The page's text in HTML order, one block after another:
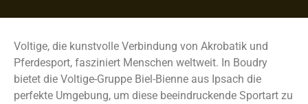
Voltige, die kunstvolle Verbindung von Akrobatik und
Pferdesport, fasziniert Menschen weltweit. In Boudry
bietet die Voltige-Gruppe Biel-Bienne aus Ipsach die
perfekte Umgebung, um diese beeindruckende Sportart zu